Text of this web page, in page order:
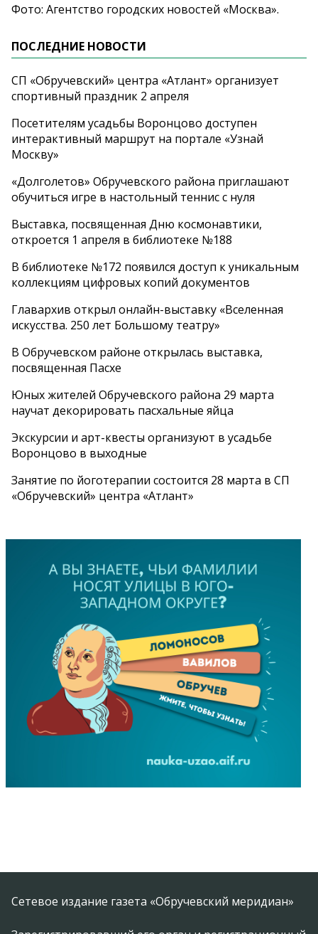
Фото: Агентство городских новостей «Москва».
ПОСЛЕДНИЕ НОВОСТИ
СП «Обручевский» центра «Атлант» организует
спортивный праздник 2 апреля
Посетителям усадьбы Воронцово доступен
интерактивный маршрут на портале «Узнай
Москву»
«Долголетов» Обручевского района приглашают
обучиться игре в настольный теннис с нуля
Выставка, посвященная Дню космонавтики,
откроется 1 апреля в библиотеке №188
В библиотеке №172 появился доступ к уникальным
коллекциям цифровых копий документов
Главархив открыл онлайн-выставку «Вселенная
искусства. 250 лет Большому театру»
В Обручевском районе открылась выставка,
посвященная Пасхе
Юных жителей Обручевского района 29 марта
научат декорировать пасхальные яйца
Экскурсии и арт-квесты организуют в усадьбе
Воронцово в выходные
Занятие по йоготерапии состоится 28 марта в СП
«Обручевский» центра «Атлант»
Сетевое издание газета «Обручевский меридиан»